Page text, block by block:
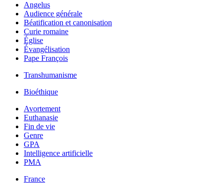
Angelus
Audience générale
Béatification et canonisation
Curie romaine
Église
Évangélisation
Pape François
Transhumanisme
Bioéthique
Avortement
Euthanasie
Fin de vie
Genre
GPA
Intelligence artificielle
PMA
France